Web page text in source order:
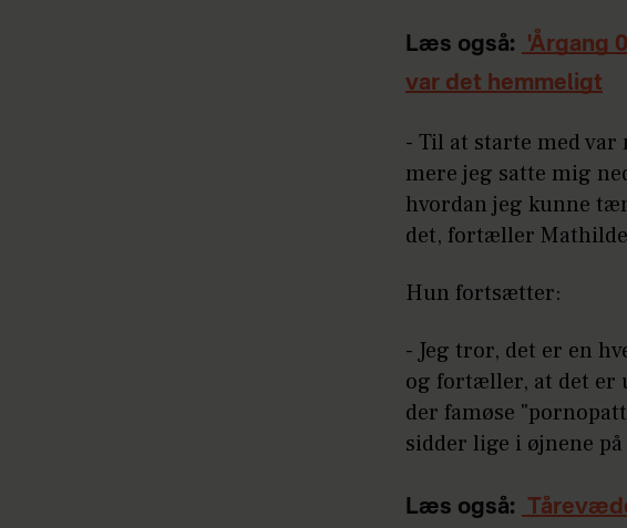
Læs også:
'Årgang
var det hemmeligt
- Til at starte med
mere jeg satte mig
hvordan jeg kunne
det, fortæller
Hun fortsætter:
- Jeg tror, det er en
og fortæller, at det er
der famøse
sidder lige i øjnene
Læs også: